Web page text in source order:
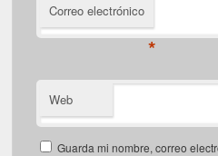
Correo electrónico
*
Web
Guarda mi nombre, correo